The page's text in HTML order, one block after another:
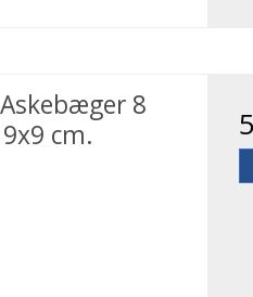
8
cm.